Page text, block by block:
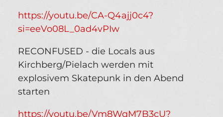
https://youtu.be/CA-Q4ajj0c4?
si=eeVo08L_0ad4vPIw
RECONFUSED - die Locals aus
Kirchberg/Pielach werden mit
explosivem Skatepunk in den Abend
starten
https://youtu.be/Vm8WqM7B3cU?